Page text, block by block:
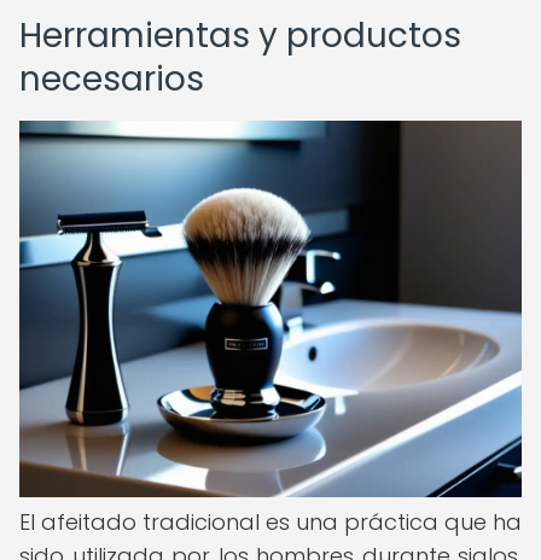
Herramientas y productos
necesarios
El afeitado tradicional es una práctica que ha